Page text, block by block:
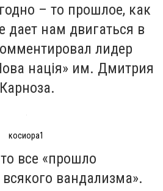
– то прошлое, как
дает нам двигаться в
лидер
нація» им. Дмитрия
косиора1
все «прошло
всякого вандализма».